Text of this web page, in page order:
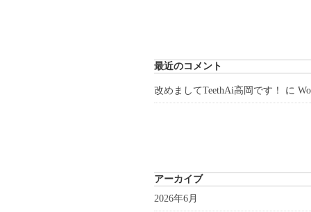
最近のコメント
改めましてTeethAi高岡です！ に
アーカイブ
2026年6月